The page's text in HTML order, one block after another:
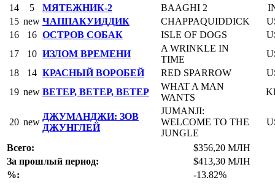
14
5 МЯТЕЖНИК-2 BAAGHI 2
15 new ЧАППАКУИДДИК CHAPPAQUIDDICK
16
16 ОСТРОВ СОБАК ISLE OF DOGS
17
10 ИЗЛОМ ВРЕМЕНИ
A WRINKLE IN
TIME
18
14 КРАСНЫЙ ВОРОБЕЙ RED SPARROW
19 new ВЕТЕР, ВЕТЕР, ВЕТЕР
WHAT A MAN
WANTS
20 new
ДЖУМАНДЖИ: ЗОВ
ДЖУНГЛЕЙ
JUMANJI:
WELCOME TO THE
JUNGLE
Всего:
$356,20 МЛН
За прошлый период:
$413,30 МЛН
%:
-13.82%